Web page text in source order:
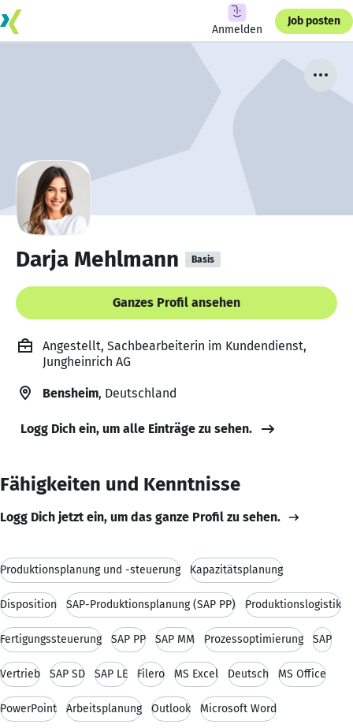
Anmelden
Job posten
Darja Mehlmann Basis
Ganzes Profil ansehen
Angestellt, Sachbearbeiterin im Kundendienst,
Jungheinrich AG
Bensheim, Deutschland
Logg Dich ein, um alle Einträge zu sehen.
Fähigkeiten und Kenntnisse
Logg Dich jetzt ein, um das ganze Profil zu sehen.
Produktionsplanung und -steuerung Kapazitätsplanung
Disposition SAP-Produktionsplanung (SAP PP) Produktionslogistik
Fertigungssteuerung SAP PP SAP MM Prozessoptimierung SAP
Vertrieb SAP SD SAP LE Filero MS Excel Deutsch MS Office
PowerPoint Arbeitsplanung Outlook Microsoft Word